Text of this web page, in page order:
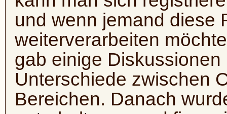
und wenn jemand diese
weiterverarbeiten
gab einige
Unterschiede zwischen
Bereichen. Danach